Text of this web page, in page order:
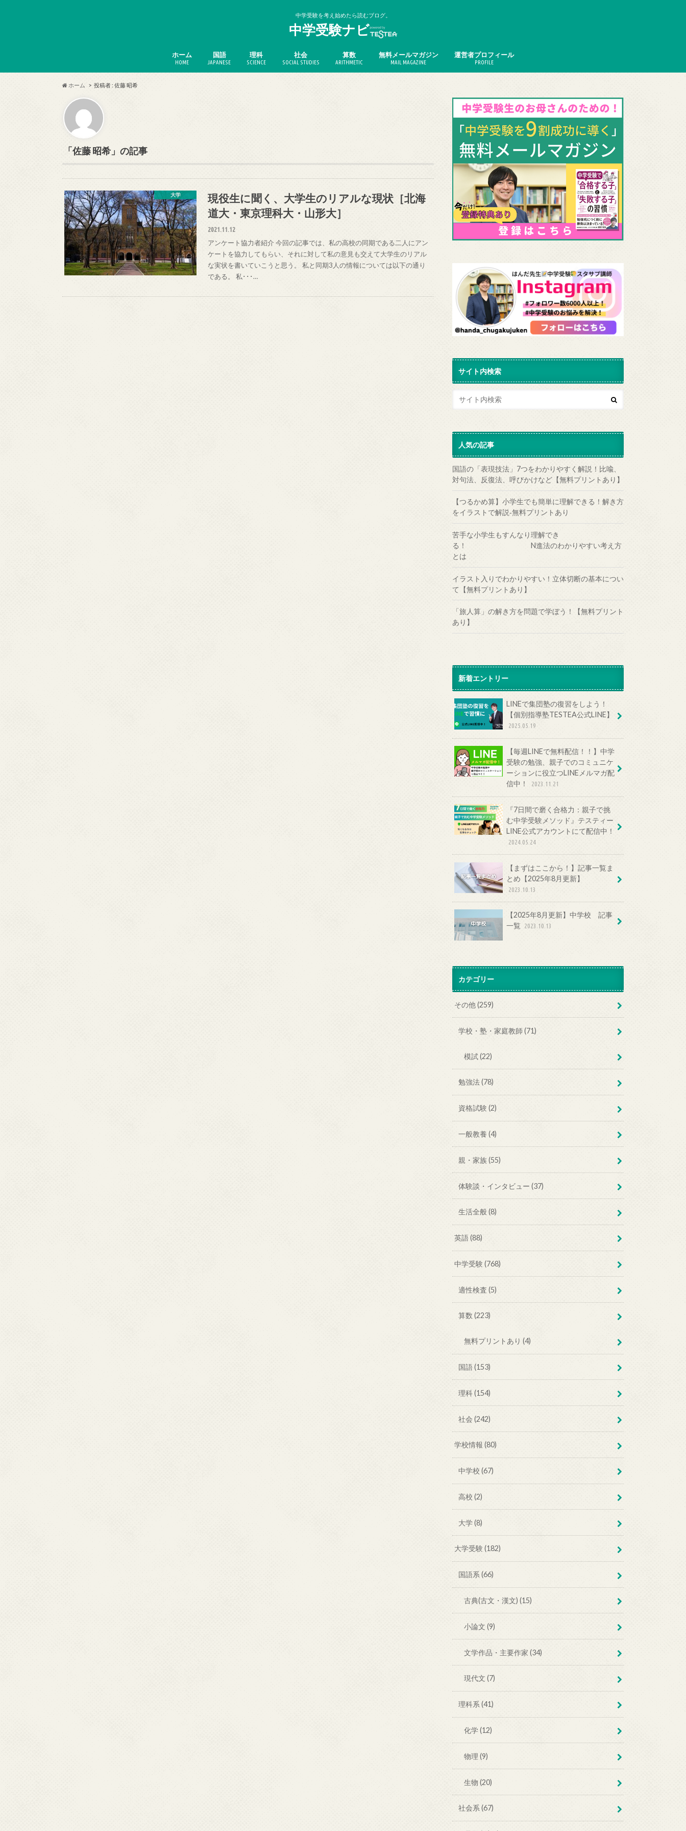
中学受験を考え始めたら読むブログ。
中学受験ナビ
ホーム
HOME
国語
JAPANESE
理科
SCIENCE
社会
SOCIAL STUDIES
算数
ARITHMETIC
無料メールマガジン
MAIL MAGAZINE
運営者プロフィール
PROFILE
ホーム 投稿者 : 佐藤 昭希
「佐藤 昭希」の記事
大学
現役生に聞く、大学生のリアルな現状［北海
道大・東京理科大・山形大］
2021.11.12
アンケート協力者紹介 今回の記事では、私の高校の同期である二人にアン
ケートを協力してもらい、それに対して私の意見も交えて大学生のリアル
な実状を書いていこうと思う。 私と同期3人の情報については以下の通り
である。 私･･･…
サイト内検索
人気の記事
国語の「表現技法」7つをわかりやすく解説！比喩、
対句法、反復法、呼びかけなど【無料プリントあり】
【つるかめ算】小学生でも簡単に理解できる！解き方
をイラストで解説‐無料プリントあり
苦手な小学生もすんなり理解でき
る！ N進法のわかりやすい考え方
とは
イラスト入りでわかりやすい！立体切断の基本につい
て【無料プリントあり】
「旅人算」の解き方を問題で学ぼう！【無料プリント
あり】
新着エントリー
LINEで集団塾の復習をしよう！
【個別指導塾TESTEA公式LINE】
2025.05.19
【毎週LINEで無料配信！！】中学
受験の勉強、親子でのコミュニケ
ーションに役立つLINEメルマガ配
信中！
2023.11.21
『7日間で磨く合格力：親子で挑
む中学受験メソッド』テスティー
LINE公式アカウントにて配信中！
2024.05.24
【まずはここから！】記事一覧ま
とめ【2025年8月更新】
2023.10.13
【2025年8月更新】中学校 記事
一覧
2023.10.13
カテゴリー
その他 (259)
学校・塾・家庭教師 (71)
模試 (22)
勉強法 (78)
資格試験 (2)
一般教養 (4)
親・家族 (55)
体験談・インタビュー (37)
生活全般 (8)
英語 (88)
中学受験 (768)
適性検査 (5)
算数 (223)
無料プリントあり (4)
国語 (153)
理科 (154)
社会 (242)
学校情報 (80)
中学校 (67)
高校 (2)
大学 (8)
大学受験 (182)
国語系 (66)
古典(古文・漢文) (15)
小論文 (9)
文学作品・主要作家 (34)
現代文 (7)
理科系 (41)
化学 (12)
物理 (9)
生物 (20)
社会系 (67)